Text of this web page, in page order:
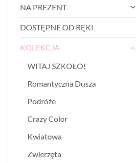
NA PREZENT
DOSTĘPNE OD RĘKI
KOLEKCJA
WITAJ SZKOŁO!
Romantyczna Dusza
Podróże
Crazy Color
Kwiatowa
Zwierzęta